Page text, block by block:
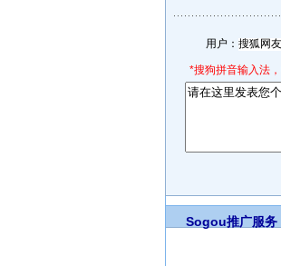
用户：
*搜狗拼音输入法
Sogou推广服务